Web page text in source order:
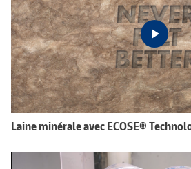
Laine minérale avec ECOSE®